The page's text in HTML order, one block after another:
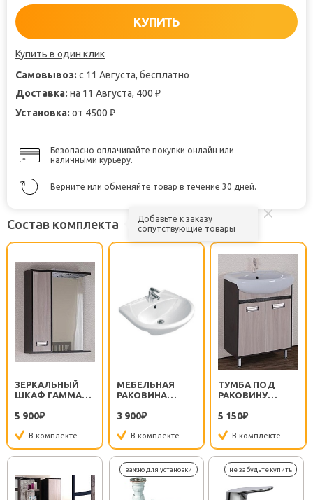
КУПИТЬ
Купить в один клик
Самовывоз: с 11 Августа, бесплатно
Доставка: на 11 Августа, 400 ₽
Установка: от 4500 ₽
Безопасно оплачивайте покупки онлайн или
наличными курьеру.
Верните или обменяйте товар в течение 30 дней.
Состав комплекта
Добавьте к заказу
сопутствующие товары
ЗЕРКАЛЬНЫЙ
ШКАФ ГАММА
5 900₽
В комплекте
МЕБЕЛЬНАЯ
РАКОВИНА
3 900₽
В комплекте
ТУМБА ПОД
РАКОВИНУ
5 150₽
В комплекте